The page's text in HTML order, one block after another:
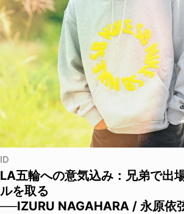
ID
LA五輪への意気込み：兄弟で出
ルを取る
──IZURU NAGAHARA / 永原依